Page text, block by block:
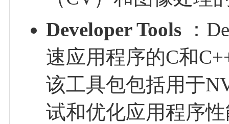
Developer Tools：
速应用程序的C和
该工具包包括用于
试和优化应用程序